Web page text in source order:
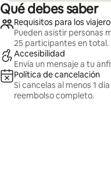
Qué debes saber
Requisitos para los
Pueden asistir personas
25 participantes en total.
Accesibilidad
Envía un mensaje a tu
Política de cancelación
Si cancelas al menos 1
reembolso completo.